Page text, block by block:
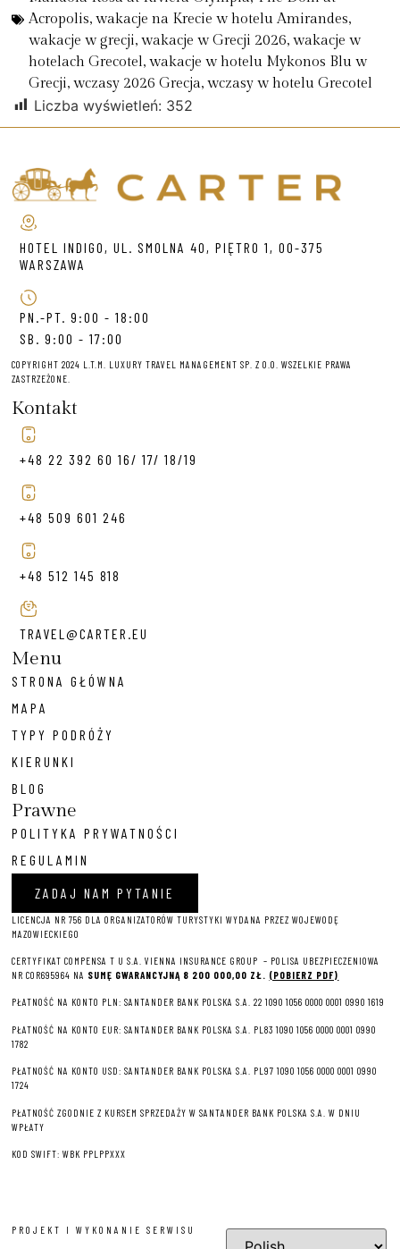
Acropolis,wakacje na Krecie w hotelu Amirandes,
wakacje w grecji,wakacje w Grecji 2026,wakacje w
hotelach Grecotel,wakacje w hotelu Mykonos Blu w
Grecji,wczasy 2026 Grecja,wczasy w hotelu Grecotel
Liczba wyświetleń: 352
HOTEL INDIGO, UL. SMOLNA 40, PIĘTRO 1, 00-375
WARSZAWA
PN.-PT. 9:00 - 18:00
SB. 9:00 - 17:00
COPYRIGHT 2024 L.T.M. LUXURY TRAVEL MANAGEMENT SP. Z O.O. WSZELKIE PRAWA
ZASTRZEŻONE.
Kontakt
+48 22 392 60 16/ 17/ 18/19
+48 509 601 246
+48 512 145 818
TRAVEL@CARTER.EU
Menu
STRONA GŁÓWNA
MAPA
TYPY PODRÓŻY
KIERUNKI
BLOG
Prawne
POLITYKA PRYWATNOŚCI
REGULAMIN
ZADAJ NAM PYTANIE
LICENCJA NR 756 DLA ORGANIZATORÓW TURYSTYKI WYDANA PRZEZ WOJEWODĘ
MAZOWIECKIEGO
CERTYFIKAT COMPENSA T U S.A. VIENNA INSURANCE GROUP – POLISA UBEZPIECZENIOWA
NR COR695964 NA SUMĘ GWARANCYJNĄ 8 200 000,00 ZŁ. (POBIERZ PDF)
PŁATNOŚĆ NA KONTO PLN: SANTANDER BANK POLSKA S.A. 22 1090 1056 0000 0001 0990 1619
PŁATNOŚĆ NA KONTO EUR: SANTANDER BANK POLSKA S.A. PL83 1090 1056 0000 0001 0990
1782
PŁATNOŚĆ NA KONTO USD: SANTANDER BANK POLSKA S.A. PL97 1090 1056 0000 0001 0990
1724
PŁATNOŚĆ ZGODNIE Z KURSEM SPRZEDAŻY W SANTANDER BANK POLSKA S.A. W DNIU
WPŁATY
KOD SWIFT: WBK PPLPPXXX
PROJEKT I WYKONANIE SERWISU